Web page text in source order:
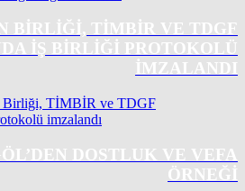
BIRLIĞI, TİMBİR VE TDGF
İŞ BIRLIĞI PROTOKOLÜ
IMZALANDI
DOSTLUK VE VEFA
ÖRNEĞI